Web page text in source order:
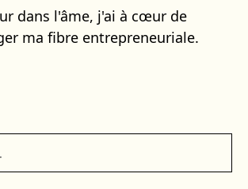
dans l'âme, j'ai à cœur de
ma fibre entrepreneuriale.